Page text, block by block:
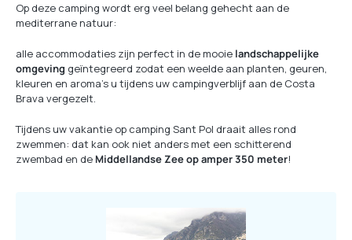
Op deze camping wordt erg veel belang gehecht aan de
mediterrane natuur:
alle accommodaties zijn perfect in de mooie landschappelijke
omgeving geïntegreerd zodat een weelde aan planten, geuren,
kleuren en aroma’s u tijdens uw campingverblijf aan de Costa
Brava vergezelt.
Tijdens uw vakantie op camping Sant Pol draait alles rond
zwemmen: dat kan ook niet anders met een schitterend
zwembad en de Middellandse Zee op amper 350 meter!